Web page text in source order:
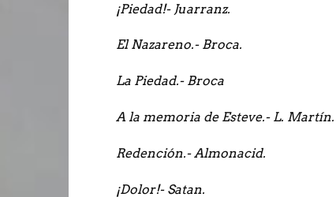
¡Piedad!- Juarranz.
El Nazareno.- Broca.
La Piedad.- Broca
A la memoria de Esteve.- L. Martín.
Redención.- Almonacid.
¡Dolor!- Satan.